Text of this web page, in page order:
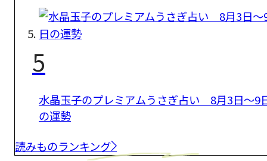
5
水晶玉子のプレミアムうさぎ占い 8月3日～9
の運勢
読みものランキング